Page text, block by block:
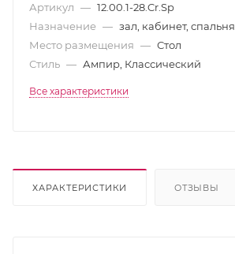
Артикул — 12.00.1-28.Cr.Sp
Назначение — зал, кабинет, спальня
Место размещения — Стол
Стиль — Ампир, Классический
Все характеристики
ХАРАКТЕРИСТИКИ ОТЗЫВЫ